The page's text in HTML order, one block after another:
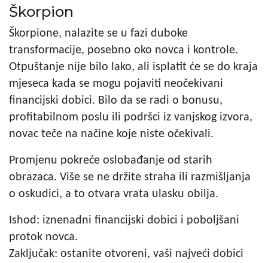
Škorpion
Škorpione, nalazite se u fazi duboke
transformacije, posebno oko novca i kontrole.
Otpuštanje nije bilo lako, ali isplatit će se do kraja
mjeseca kada se mogu pojaviti neočekivani
financijski dobici. Bilo da se radi o bonusu,
profitabilnom poslu ili podršci iz vanjskog izvora,
novac teče na načine koje niste očekivali.
Promjenu pokreće oslobađanje od starih
obrazaca. Više se ne držite straha ili razmišljanja
o oskudici, a to otvara vrata ulasku obilja.
Ishod: iznenadni financijski dobici i poboljšani
protok novca.
Zaključak: ostanite otvoreni, vaši najveći dobici